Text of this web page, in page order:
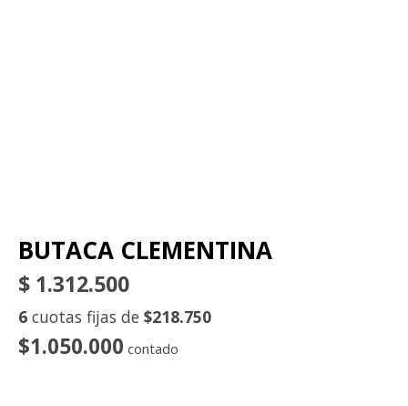
BUTACA CLEMENTINA
$ 1.312.500
6 cuotas fijas de $218.750
$1.050.000 contado